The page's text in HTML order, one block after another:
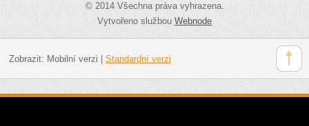
© 2014 Všechna práva vyhrazena.
Vytvořeno službouWebnode
Zobrazit: Mobilní verzi Standardní verzi